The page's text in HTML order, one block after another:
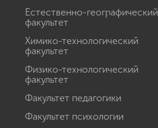
Естественно-географический
факультет
Химико-технологический
факультет
Физико-технологический
факультет
Факультет педагогики
Факультет психологии